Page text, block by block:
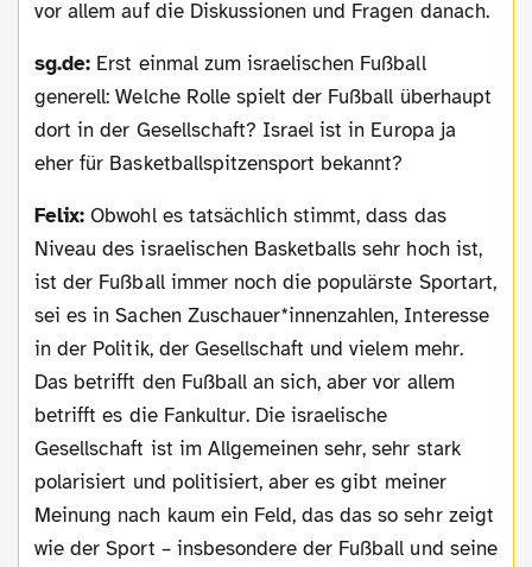
vor allem auf die Diskussionen und Fragen danach.
sg.de: Erst einmal zum israelischen Fußball
generell: Welche Rolle spielt der Fußball überhaupt
dort in der Gesellschaft? Israel ist in Europa ja
eher für Basketballspitzensport bekannt?
Felix: Obwohl es tatsächlich stimmt, dass das
Niveau des israelischen Basketballs sehr hoch ist,
ist der Fußball immer noch die populärste Sportart,
sei es in Sachen Zuschauer*innenzahlen, Interesse
in der Politik, der Gesellschaft und vielem mehr.
Das betrifft den Fußball an sich, aber vor allem
betrifft es die Fankultur. Die israelische
Gesellschaft ist im Allgemeinen sehr, sehr stark
polarisiert und politisiert, aber es gibt meiner
Meinung nach kaum ein Feld, das das so sehr zeigt
wie der Sport – insbesondere der Fußball und seine